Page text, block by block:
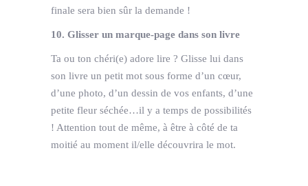
finale sera bien sûr la demande !
10. Glisser un marque-page dans son livre
Ta ou ton chéri(e) adore lire ? Glisse lui dans
son livre un petit mot sous forme d’un cœur,
d’une photo, d’un dessin de vos enfants, d’une
petite fleur séchée…il y a temps de possibilités
! Attention tout de même, à être à côté de ta
moitié au moment il/elle découvrira le mot.